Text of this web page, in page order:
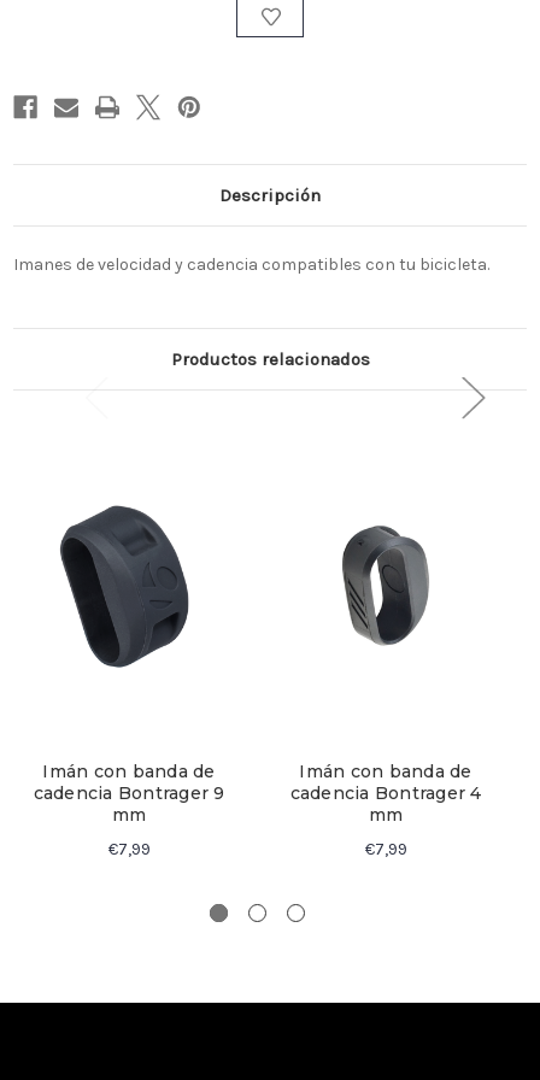
MM
MM
Descripción
Imanes de velocidad y cadencia compatibles con tu bicicleta.
Productos relacionados
Imán con banda de
cadencia Bontrager 9
mm
€7,99
Imán con banda de
cadencia Bontrager 4
mm
€7,99